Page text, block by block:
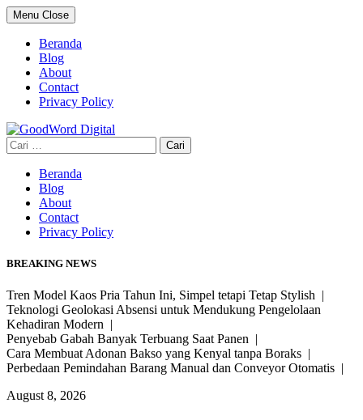
Skip
to
content
Menu Close
Beranda
Blog
About
Contact
Privacy Policy
Cari
untuk:
Beranda
Blog
About
Contact
Privacy Policy
BREAKING NEWS
Tren Model Kaos Pria Tahun Ini, Simpel tetapi Tetap Stylish |
Teknologi Geolokasi Absensi untuk Mendukung Pengelolaan
Kehadiran Modern |
Penyebab Gabah Banyak Terbuang Saat Panen |
Cara Membuat Adonan Bakso yang Kenyal tanpa Boraks |
Perbedaan Pemindahan Barang Manual dan Conveyor Otomatis |
August 8, 2026